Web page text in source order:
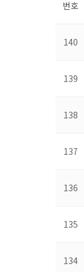
번호
140
139
138
137
136
135
134